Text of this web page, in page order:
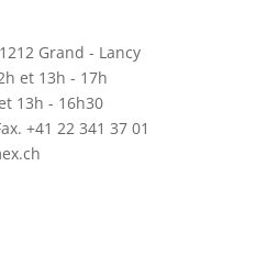
Grand - Lancy
et 13h - 17h
13h - 16h30
+41 22 341 37 01